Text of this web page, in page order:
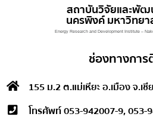
สถาบันวิจัยและพั
นครพิงค์ มหาวิทยา
Energy Research and Development Institute –
ช่องทางกา
155 ม.2 ต.แม่เหียะ อ.เมือง จ.เ
โทรศัพท์ 053-942007-9, 053-